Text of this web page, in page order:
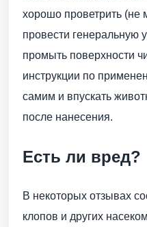
хорошо проветрить (не
провести генеральную
промыть поверхности
инструкции по
самим и впускать
после нанесения.
Есть ли вред?
В некоторых отзывах
клопов и других